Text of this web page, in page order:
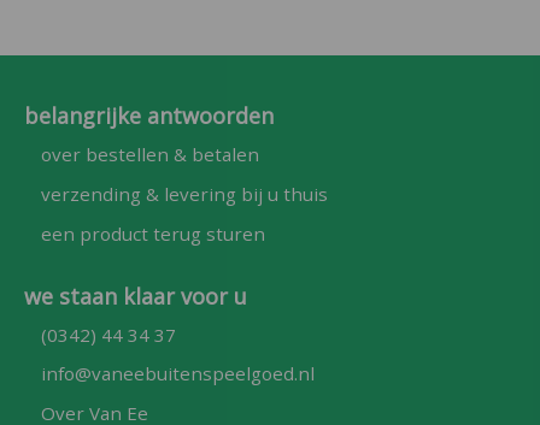
belangrijke antwoorden
over bestellen & betalen
verzending & levering bij u thuis
een product terug sturen
we staan klaar voor u
(0342) 44 34 37
info@vaneebuitenspeelgoed.nl
Over Van Ee